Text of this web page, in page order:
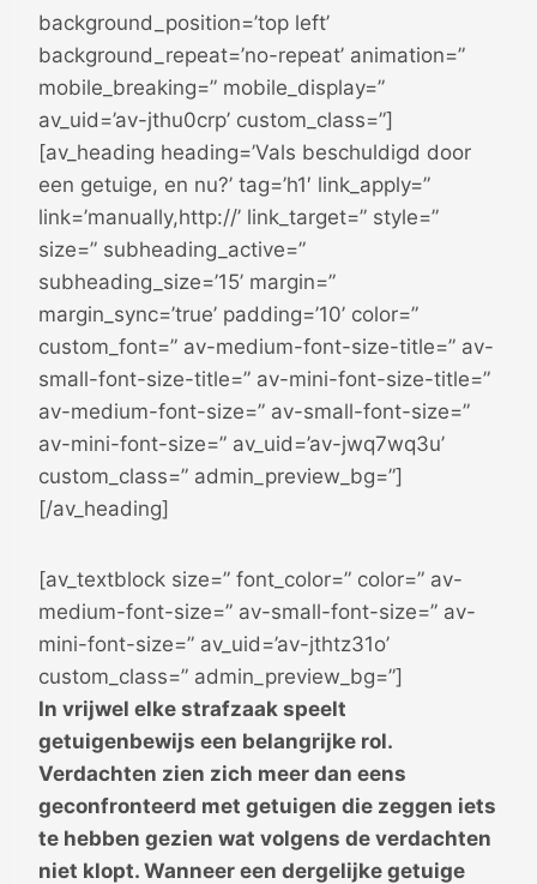
background_position=’top left’
background_repeat=’no-repeat’ animation=”
mobile_breaking=” mobile_display=”
av_uid=’av-jthu0crp’ custom_class=”]
[av_heading heading=’Vals beschuldigd door
een getuige, en nu?’ tag=’h1′ link_apply=”
link=’manually,http://’ link_target=” style=”
size=” subheading_active=”
subheading_size=’15’ margin=”
margin_sync=’true’ padding=’10’ color=”
custom_font=” av-medium-font-size-title=” av-
small-font-size-title=” av-mini-font-size-title=”
av-medium-font-size=” av-small-font-size=”
av-mini-font-size=” av_uid=’av-jwq7wq3u’
custom_class=” admin_preview_bg=”]
[/av_heading]
[av_textblock size=” font_color=” color=” av-
medium-font-size=” av-small-font-size=” av-
mini-font-size=” av_uid=’av-jthtz31o’
custom_class=” admin_preview_bg=”]
In vrijwel elke strafzaak speelt
getuigenbewijs een belangrijke rol.
Verdachten zien zich meer dan eens
geconfronteerd met getuigen die zeggen iets
te hebben gezien wat volgens de verdachten
niet klopt. Wanneer een dergelijke getuige